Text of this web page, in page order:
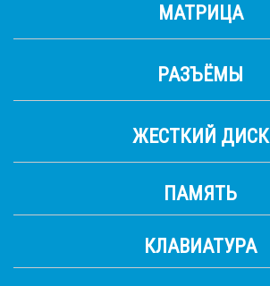
МАТРИЦА
РАЗЪЁМЫ
ЖЕСТКИЙ ДИСК
ПАМЯТЬ
КЛАВИАТУРА